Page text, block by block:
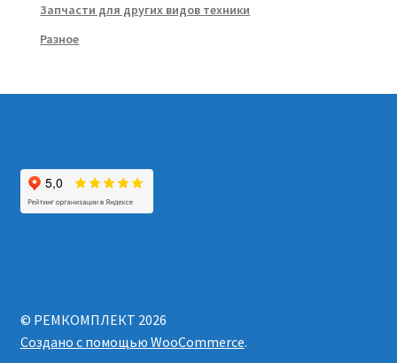
Запчасти для других видов техники
Разное
© РЕМКОМПЛЕКТ 2026
Создано с помощью WooCommerce.